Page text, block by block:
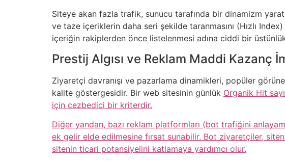
Siteye akan fazla trafik, sunucu tarafında bir dinamizm
ve taze içeriklerin daha seri şekilde taranmasını (Hızlı
içeriğin rakiplerden önce listelenmesi adına ciddi bir
Prestij Algısı ve Reklam Maddi Kazanç
Ziyaretçi davranışı ve pazarlama dinamikleri, popüler
kalite göstergesidir. Bir web sitesinin günlük Organik Hit
için cezbedici bir kriterdir.
Diğer yandan, bazı reklam platformları (bot trafiğini
ek gelir elde edilmesine fırsat sunabilir. Bot ziyaretçiler,
sitenin ticari potansiyelini katlamaya yardımcı olur.